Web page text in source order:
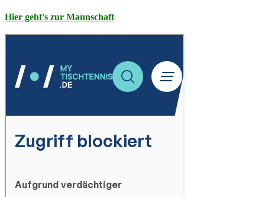
Hier geht's zur Mannschaft